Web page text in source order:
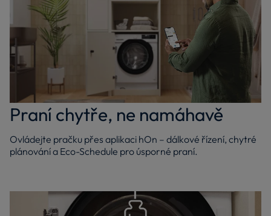
Praní chytře, ne namáhavě
Ovládejte pračku přes aplikaci hOn – dálkové řízení, chytré
plánování a Eco-Schedule pro úsporné praní.